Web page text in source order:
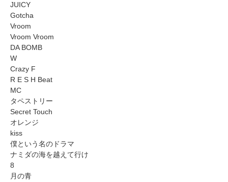
JUICY
Gotcha
Vroom
Vroom Vroom
DA BOMB
W
Crazy F
R E S H Beat
MC
タペストリー
Secret Touch
オレンジ
kiss
僕という名のドラマ
ナミダの海を越えて行け
8
月の青